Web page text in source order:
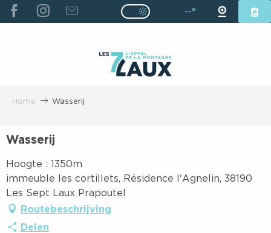
ALLER
AU
Page D’accueil Actuelle Été :
Page D’accueil Actuelle
--°
Home Wasserij
Wasserij
Hoogte : 1350m
immeuble les cortillets, Résidence l'Agnelin, 38190
Les Sept Laux Prapoutel
Routebeschrijving
Delen